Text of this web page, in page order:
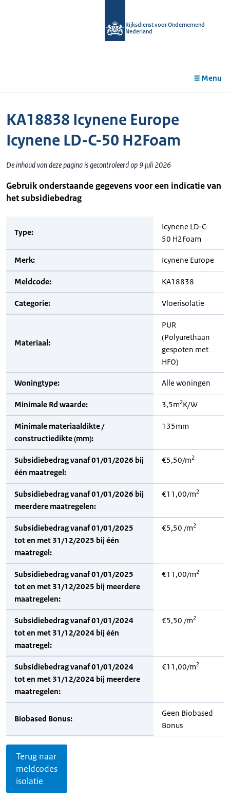
Rijksdienst voor Ondernemend
Nederland
Menu
KA18838 Icynene Europe
Icynene LD-C-50 H2Foam
De inhoud van deze pagina is gecontroleerd op 9 juli 2026
Gebruik onderstaande gegevens voor een indicatie van
het subsidiebedrag
Type:
Icynene LD-C-
50 H2Foam
Merk: Icynene Europe
Meldcode: KA18838
Categorie: Vloerisolatie
Materiaal:
PUR
(Polyurethaan
gespoten met
HFO)
Woningtype: Alle woningen
Minimale Rd waarde: 3,5m2K/W
Minimale materiaaldikte /
constructiedikte (mm):
135mm
Subsidiebedrag vanaf 01/01/2026 bij
één maatregel:
€5,50/m2
Subsidiebedrag vanaf 01/01/2026 bij
meerdere maatregelen:
€11,00/m2
Subsidiebedrag vanaf 01/01/2025
tot en met 31/12/2025 bij één
maatregel:
€5,50 /m2
Subsidiebedrag vanaf 01/01/2025
tot en met 31/12/2025 bij meerdere
maatregelen:
€11,00/m2
Subsidiebedrag vanaf 01/01/2024
tot en met 31/12/2024 bij één
maatregel:
€5,50 /m2
Subsidiebedrag vanaf 01/01/2024
tot en met 31/12/2024 bij meerdere
maatregelen:
€11,00/m2
Biobased Bonus:
Geen Biobased
Bonus
Terug naar
meldcodes
isolatie